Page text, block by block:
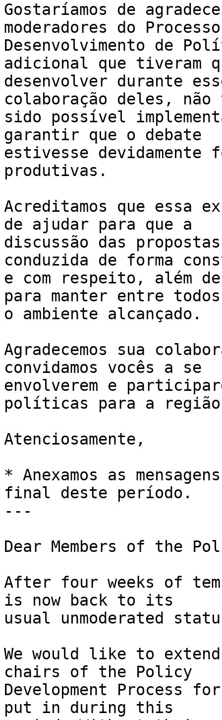
Gostaríamos de
moderadores do
Desenvolvimento de
adicional que tiveram
desenvolver durante
colaboração deles,
sido possível
garantir que o debate
estivesse devidamente
produtivas.
Acreditamos que essa
de ajudar para que a
discussão das
conduzida de forma
e com respeito, além
para manter entre
o ambiente alcançado.
Agradecemos sua
convidamos vocês a se
envolverem e
políticas para a
Atenciosamente,
* Anexamos as
final deste período.
---
Dear Members of the
After four weeks of
is now back to its
usual unmoderated
We would like to
chairs of the Policy
Development Process
put in during this